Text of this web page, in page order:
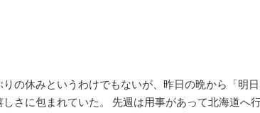
の休みというわけでもないが、昨日の晩から「明
さに包まれていた。 先週は用事があって北海道へ